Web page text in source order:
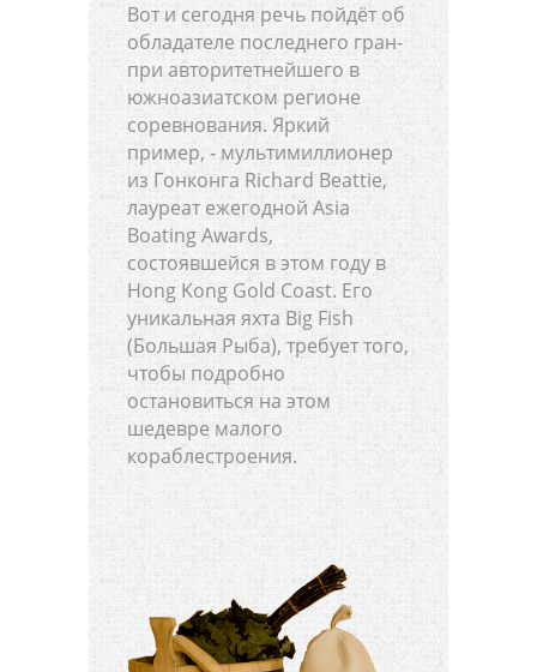
Вот и сегодня речь пойдёт об
обладателе последнего гран-
при авторитетнейшего в
южноазиатском регионе
соревнования. Яркий
пример, - мультимиллионер
из Гонконга Richard Beattie,
лауреат ежегодной Asia
Boating Awards,
состоявшейся в этом году в
Hong Kong Gold Coast. Его
уникальная яхта Big Fish
(Большая Рыба), требует того,
чтобы подробно
остановиться на этом
шедевре малого
кораблестроения.